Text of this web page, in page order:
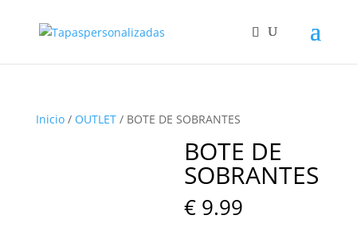
Inicio/ OUTLET/ BOTE DE SOBRANTES
BOTE DE
SOBRANTES
€ 9.99